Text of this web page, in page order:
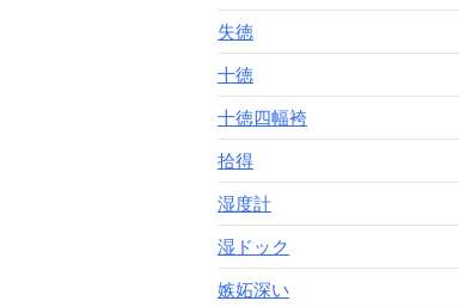
失徳
十徳
十徳四幅袴
拾得
湿度計
湿ドック
嫉妬深い